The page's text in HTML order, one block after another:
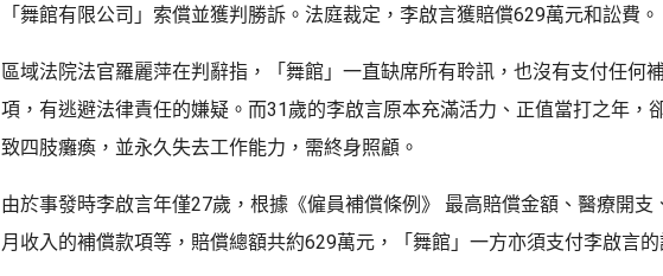
「舞館有限公司」索償並獲判勝訴。法庭裁定，李啟言獲賠償629萬元和訟費。
區域法院法官羅麗萍在判辭指，「舞館」一直缺席所有聆訊，也沒有支付任何
項，有逃避法律責任的嫌疑。而31歲的李啟言原本充滿活力、正值當打之年，
致四肢癱瘓，並永久失去工作能力，需終身照顧。
由於事發時李啟言年僅27歲，根據《僱員補償條例》 最高賠償金額、醫療開支
月收入的補償款項等，賠償總額共約629萬元，「舞館」一方亦須支付李啟言的